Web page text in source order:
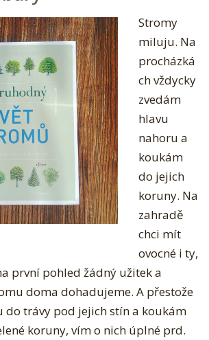
Stromy
miluju. Na
procházká
ch vždycky
zvedám
hlavu
nahoru a
koukám
do jejich
koruny. Na
zahradě
chci mít
ovocné i ty,
první pohled žádný užitek a
doma dohadujeme. A přestože
do trávy pod jejich stín a koukám
koruny, vím o nich úplné prd.